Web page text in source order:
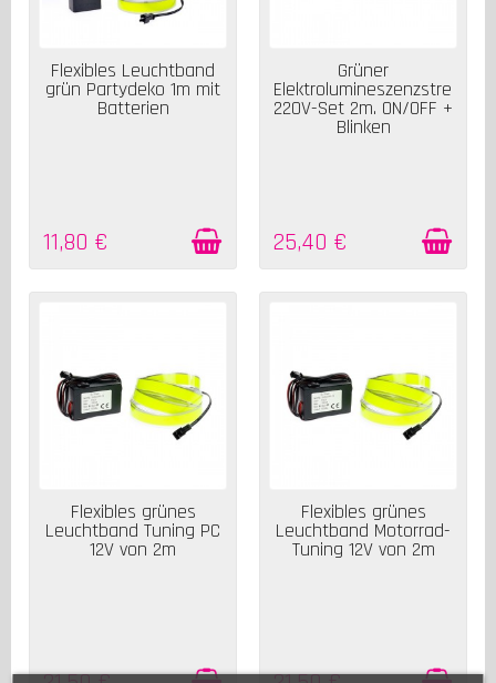
AUF LAGER
Flexibles Leuchtband
grün Partydeko 1m mit
Batterien
11,80 €
AUF LAGER
Grüner
Elektrolumineszenzstreifen
220V-Set 2m. ON/OFF +
Blinken
25,40 €
AUF LAGER
Flexibles grünes
Leuchtband Tuning PC
12V von 2m
AUF LAGER
Flexibles grünes
Leuchtband Motorrad-
Tuning 12V von 2m